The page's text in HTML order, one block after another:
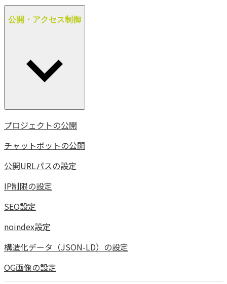
公開・アクセス制御
プロジェクトの公開
チャットボットの公開
公開URLパスの設定
IP制限の設定
SEO設定
noindex設定
構造化データ（JSON-LD）の設定
OG画像の設定